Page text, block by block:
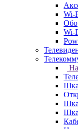
Wi-
Wi-